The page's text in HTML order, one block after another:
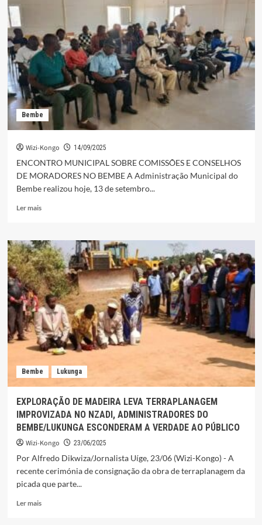
MELHORAMENTO
DA
VIA
MASSELELE
QUE
LIGA
SONGO
Á
Bembe
Wizi-Kongo 14/09/2025
ENCONTRO MUNICIPAL SOBRE COMISSÕES E CONSELHOS
DE MORADORES NO BEMBE A Administração Municipal do
Bembe realizou hoje, 13 de setembro...
Ler maisLeia
Bembe Lukunga
EXPLORAÇÃO DE MADEIRA LEVA TERRAPLANAGEM
IMPROVIZADA NO NZADI, ADMINISTRADORES DO
BEMBE/LUKUNGA ESCONDERAM A VERDADE AO PÚBLICO
Wizi-Kongo 23/06/2025
Por Alfredo Dikwiza/Jornalista Uíge, 23/06 (Wizi-Kongo) - A
recente cerimónia de consignação da obra de terraplanagem da
picada que parte...
Ler maisLeia